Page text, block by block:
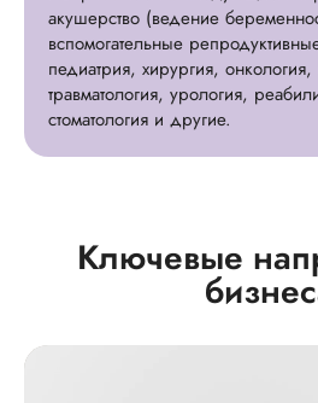
акушерство (ведение
вспомогательные
педиатрия, хирургия,
травматология, урология,
стоматология и другие.
Ключевые